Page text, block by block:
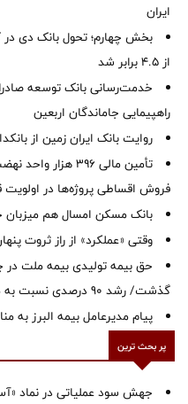
ایران
بخش چهارم؛ تحول بانک دی در
از ۴.۵ برابر شد
خدمت‌رسانی بانک توسعه
راهپیمایی جاماندگان اربعین
روایت بانک ایران زمین از
تأمین مالی ۳۹۶
فروش اقساطی پروژه‌ها در اولویت
بانک مسکن امسال هم میزبان
وقتی «عملکرد» از راز ثروت
گذشت/ رشد 90 درصدی نسبت به مدت مشابه سال گذشته
پیام مدیرعامل بیمه البرز به
پر بحث ترین
جهش سود عملیاتی در نماد